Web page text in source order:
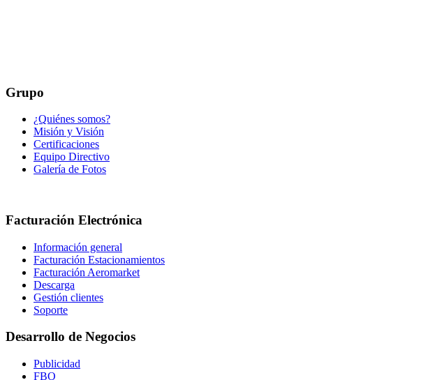
Grupo
¿Quiénes somos?
Misión y Visión
Certificaciones
Equipo Directivo
Galería de Fotos
Facturación Electrónica
Información general
Facturación Estacionamientos
Facturación Aeromarket
Descarga
Gestión clientes
Soporte
Desarrollo de Negocios
Publicidad
FBO